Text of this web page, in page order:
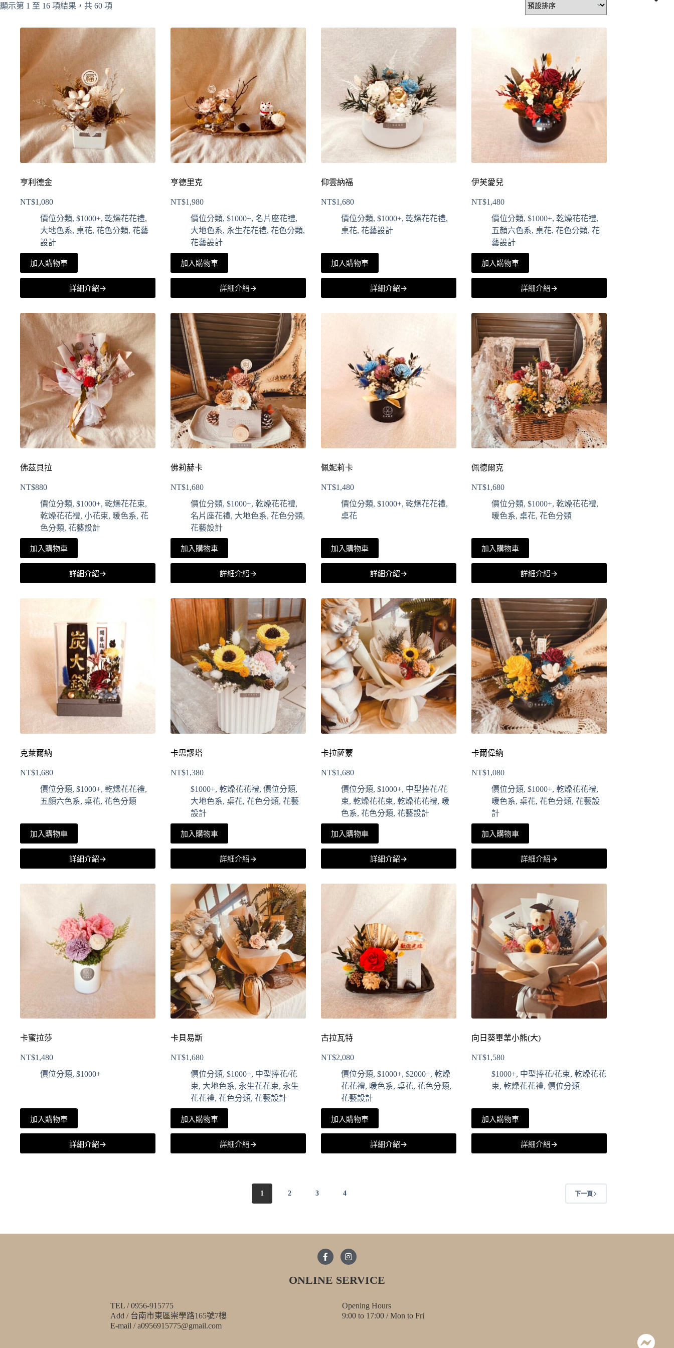
顯示第 1 至 16 項結果，共 60 項
亨利德金
NT$1,080
價位分類, $1000+, 乾燥花花禮,
大地色系, 桌花, 花色分類, 花藝
設計
加入購物車
詳細介紹→
亨德里克
NT$1,980
價位分類, $1000+, 名片座花禮,
大地色系, 永生花花禮, 花色分類,
花藝設計
加入購物車
詳細介紹→
仰雲納福
NT$1,680
價位分類, $1000+, 乾燥花花禮,
桌花, 花藝設計
加入購物車
詳細介紹→
伊芙愛兒
NT$1,480
價位分類, $1000+, 乾燥花花禮,
五顏六色系, 桌花, 花色分類, 花
藝設計
加入購物車
詳細介紹→
佛茲貝拉
NT$880
價位分類, $1000+, 乾燥花花束,
乾燥花花禮, 小花束, 暖色系, 花
色分類, 花藝設計
加入購物車
詳細介紹→
佛莉赫卡
NT$1,680
價位分類, $1000+, 乾燥花花禮,
名片座花禮, 大地色系, 花色分類,
花藝設計
加入購物車
詳細介紹→
佩妮莉卡
NT$1,480
價位分類, $1000+, 乾燥花花禮,
桌花
加入購物車
詳細介紹→
佩德爾克
NT$1,680
價位分類, $1000+, 乾燥花花禮,
暖色系, 桌花, 花色分類
加入購物車
詳細介紹→
克萊爾納
NT$1,680
價位分類, $1000+, 乾燥花花禮,
五顏六色系, 桌花, 花色分類
加入購物車
詳細介紹→
卡思謬塔
NT$1,380
$1000+, 乾燥花花禮, 價位分類,
大地色系, 桌花, 花色分類, 花藝
設計
加入購物車
詳細介紹→
卡拉薩蒙
NT$1,680
價位分類, $1000+, 中型捧花/花
束, 乾燥花花束, 乾燥花花禮, 暖
色系, 花色分類, 花藝設計
加入購物車
詳細介紹→
卡爾偉納
NT$1,080
價位分類, $1000+, 乾燥花花禮,
暖色系, 桌花, 花色分類, 花藝設
計
加入購物車
詳細介紹→
卡蜜拉莎
NT$1,480
價位分類, $1000+
加入購物車
詳細介紹→
卡貝易斯
NT$1,680
價位分類, $1000+, 中型捧花/花
束, 大地色系, 永生花花束, 永生
花花禮, 花色分類, 花藝設計
加入購物車
詳細介紹→
古拉瓦特
NT$2,080
價位分類, $1000+, $2000+, 乾燥
花花禮, 暖色系, 桌花, 花色分類,
花藝設計
加入購物車
詳細介紹→
向日葵畢業小熊(大)
NT$1,580
$1000+, 中型捧花/花束, 乾燥花花
束, 乾燥花花禮, 價位分類
加入購物車
詳細介紹→
1 2 3 4 下一頁
ONLINE SERVICE
TEL / 0956-915775
Add / 台南市東區崇學路165號7樓
E-mail / a0956915775@gmail.com
Opening Hours
9:00 to 17:00 / Mon to Fri